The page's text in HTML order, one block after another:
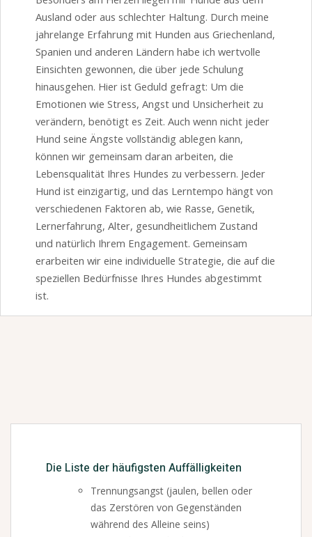
Ausland oder aus schlechter Haltung. Durch meine
jahrelange Erfahrung mit Hunden aus Griechenland,
Spanien und anderen Ländern habe ich wertvolle
Einsichten gewonnen, die über jede Schulung
hinausgehen. Hier ist Geduld gefragt: Um die
Emotionen wie Stress, Angst und Unsicherheit zu
verändern, benötigt es Zeit. Auch wenn nicht jeder
Hund seine Ängste vollständig ablegen kann,
können wir gemeinsam daran arbeiten, die
Lebensqualität Ihres Hundes zu verbessern. Jeder
Hund ist einzigartig, und das Lerntempo hängt von
verschiedenen Faktoren ab, wie Rasse, Genetik,
Lernerfahrung, Alter, gesundheitlichem Zustand
und natürlich Ihrem Engagement. Gemeinsam
erarbeiten wir eine individuelle Strategie, die auf die
speziellen Bedürfnisse Ihres Hundes abgestimmt
ist.
Die Liste der häufigsten Auffälligkeiten
Trennungsangst (jaulen, bellen oder
das Zerstören von Gegenständen
während des Alleine seins)